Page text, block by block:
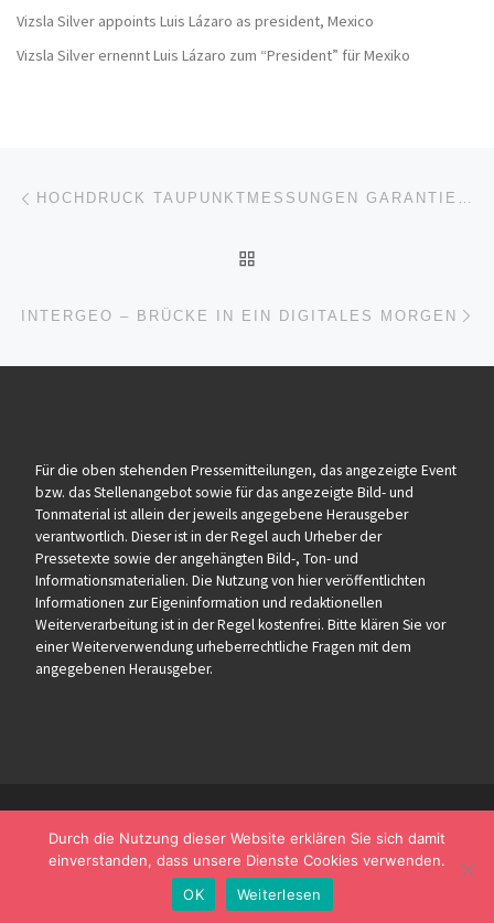
Vizsla Silver appoints Luis Lázaro as president, Mexico
Vizsla Silver ernennt Luis Lázaro zum “President” für Mexiko
Beitragsnavigation
INTERGEO – BRÜCKE IN EIN DIGITALES MORGEN
Für die oben stehenden Pressemitteilungen, das angezeigte Event
bzw. das Stellenangebot sowie für das angezeigte Bild- und
Tonmaterial ist allein der jeweils angegebene Herausgeber
verantwortlich. Dieser ist in der Regel auch Urheber der
Pressetexte sowie der angehängten Bild-, Ton- und
Informationsmaterialien. Die Nutzung von hier veröffentlichten
Informationen zur Eigeninformation und redaktionellen
Weiterverarbeitung ist in der Regel kostenfrei. Bitte klären Sie vor
einer Weiterverwendung urheberrechtliche Fragen mit dem
angegebenen Herausgeber.
Durch die Nutzung dieser Website erklären Sie sich damit
einverstanden, dass unsere Dienste Cookies verwenden.
OK
Weiterlesen